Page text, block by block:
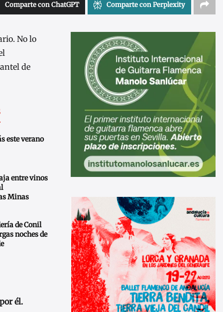
Comparte con ChatGPT Comparte con Perplexity
No lo
de
este verano
entre vinos
Minas
de Conil
noches de
él.